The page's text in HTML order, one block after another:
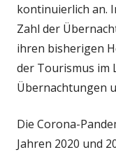
kontinuierlich an.
Zahl der
ihren bisherigen
der Tourismus im
Übernachtungen
Die Corona-
Jahren 2020 und